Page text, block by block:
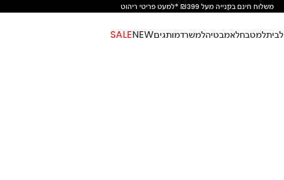
משלוח חינם בקנייה מעל ₪399 *למעט פריטי ריהוט
לביתלמטבחלאמבטיהלמשרדמותגיםNEW
SALE